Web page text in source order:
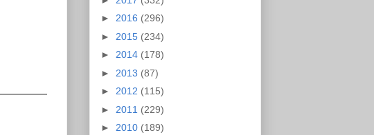
► 2016 (296)
► 2015 (234)
► 2014 (178)
► 2013 (87)
► 2012 (115)
► 2011 (229)
► 2010 (189)